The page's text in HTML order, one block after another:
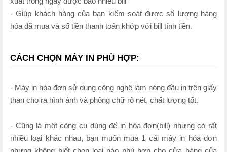
- Giúp khách hàng của bạn kiểm soát được số lượng hàng
hóa đã mua và số tiền thanh toán khớp với bill tính tiền.
CÁCH CHỌN MÁY IN PHÙ HỢP:
- Máy in hóa đơn sử dụng công nghệ làm nóng đầu in trên giấy
than cho ra hình ảnh và phông chữ rõ nét, chất lượng tốt.
- Cũng là một công cụ dùng để in hóa đơn(bill) nhưng có rất
nhiều loại khác nhau, bạn muốn mua 1 cái máy in hóa đơn